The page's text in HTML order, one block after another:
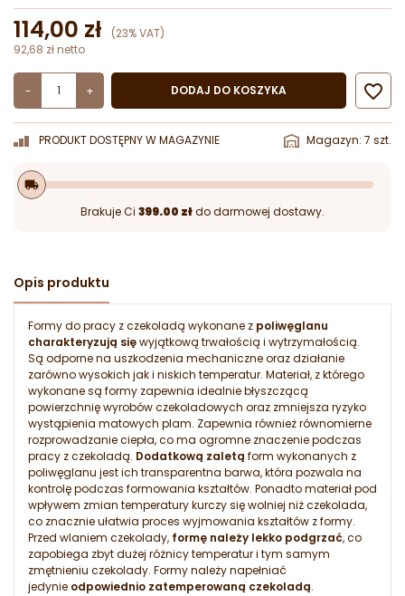
114,00 zł
(23% VAT)
92,68 zł netto
- + DODAJ DO KOSZYKA 
PRODUKT DOSTĘPNY W MAGAZYNIE Magazyn: 7 szt.
local_shipping
Brakuje Ci 399.00 złdo darmowej dostawy.
Opis produktu
Formy do pracy z czekoladą wykonane z poliwęglanu
charakteryzują sięwyjątkową trwałością i wytrzymałością.
Są odporne na uszkodzenia mechaniczne oraz działanie
zarówno wysokich jak i niskich temperatur. Materiał, z którego
wykonane są formy zapewnia idealnie błyszczącą
powierzchnię wyrobów czekoladowych oraz zmniejsza ryzyko
wystąpienia matowych plam. Zapewnia również równomierne
rozprowadzanie ciepła, co ma ogromne znaczenie podczas
pracy z czekoladą. Dodatkową zaletą form wykonanych z
poliwęglanu jest ich transparentna barwa, która pozwala na
kontrolę podczas formowania kształtów. Ponadto materiał pod
wpływem zmian temperatury kurczy się wolniej niż czekolada,
co znacznie ułatwia proces wyjmowania kształtów z formy.
Przed wlaniem czekolady, formę należy lekko podgrzać, co
zapobiega zbyt dużej różnicy temperatur i tym samym
zmętnieniu czekolady. Formy należy napełniać
jedynie odpowiednio zatemperowaną czekoladą.